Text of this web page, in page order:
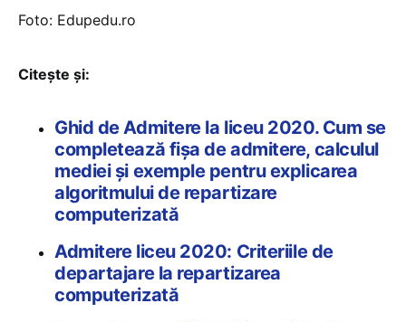
Foto: Edupedu.ro
Citește și:
Ghid de Admitere la liceu 2020. Cum se
completează fișa de admitere, calculul
mediei și exemple pentru explicarea
algoritmului de repartizare
computerizată
Admitere liceu 2020: Criteriile de
departajare la repartizarea
computerizată